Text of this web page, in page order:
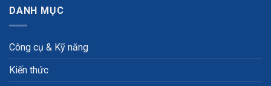
DANH MỤC
Công cụ & Kỹ năng
Kiến thức